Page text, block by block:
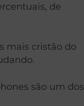
de
mais cristão do
são um dos